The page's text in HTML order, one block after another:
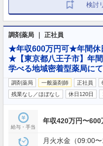
検討
調剤薬局 ｜ 正社員
★年収600万円可★年間休
★【東京都八王子市】年
学べる地域密着型薬局に
調剤薬局 一般薬剤師 正社員
残業なし／ほぼなし
休日120日
給与・手当
年収420万円〜600
月火水金（09:00